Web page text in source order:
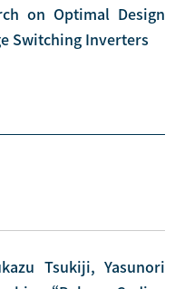
on Optimal Design
Switching Inverters
Tsukiji, Yasunori